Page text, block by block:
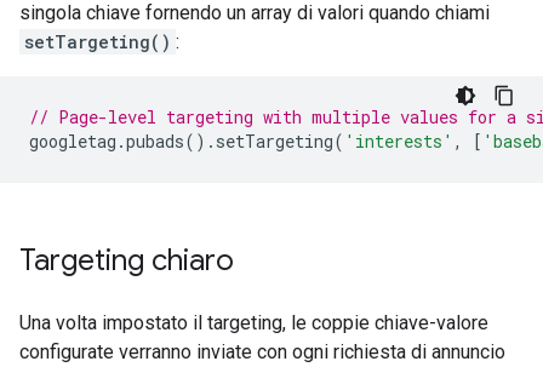
singola chiave fornendo un array di valori quando chiami
setTargeting() :
// Page-level targeting with multiple values for a
googletag .pubads(). setTargeting( 'interests' , [
Targeting chiaro
Una volta impostato il targeting, le coppie chiave-valore
configurate verranno inviate con ogni richiesta di annuncio